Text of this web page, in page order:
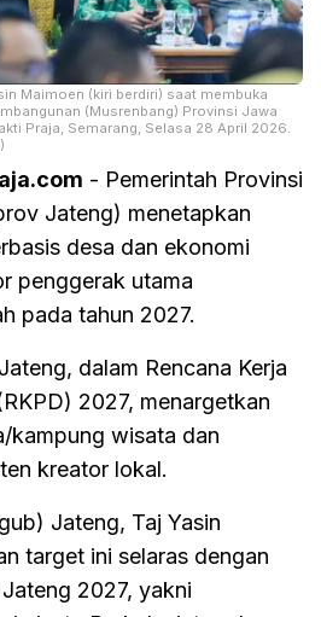
Maimoen (kiri berdiri) saat membuka
(Musrenbang) Provinsi Jawa
Praja, Semarang, Selasa 28 April 2026.
- Pemerintah Provinsi
Jateng) menetapkan
desa dan ekonomi
penggerak utama
pada tahun 2027.
dalam Rencana Kerja
2027, menargetkan
kampung wisata dan
kreator lokal.
Jateng, Taj Yasin
target ini selaras dengan
2027, yakni